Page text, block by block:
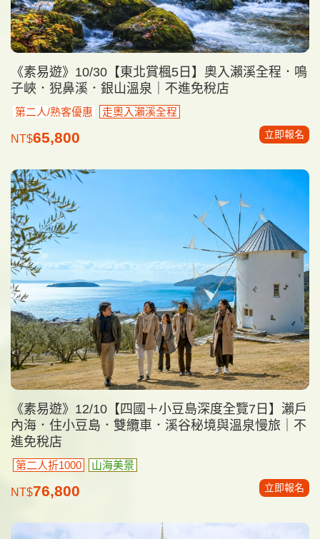
《素易遊》10/30【東北賞楓5日】奧入瀨溪全程．鳴
子峽．猊鼻溪．銀山溫泉｜不進免稅店
第二人/熟客優惠 走奧入瀨溪全程
NT$65,800 立即報名
《素易遊》12/10【四國＋小豆島深度全覽7日】瀨戶
內海．住小豆島．雙纜車．溪谷秘境與溫泉慢旅｜不
進免稅店
第二人折1000 山海美景
NT$76,800 立即報名